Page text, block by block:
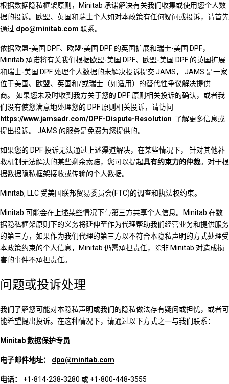
根据数据隐私框架原则，Minitab 承诺解决有关我们收集或使用您个人数
据的投诉。欧盟、英国和瑞士个人如对本政策有任何疑问或投诉，请首先
通过 dpo@minitab.com 联系。
依据欧盟-美国 DPF、欧盟-美国 DPF 的英国扩展和瑞士-美国 DPF，
Minitab 承诺将有关我们根据欧盟-美国 DPF、欧盟-美国 DPF 的英国扩展
和瑞士-美国 DPF 处理个人数据的未解决投诉提交 JAMS， JAMS 是一家
位于美国、欧盟、英国和/或瑞士（如适用）的替代性争议解决提供
商。 如果您未及时收到我方关于您的 DPF 原则相关投诉的确认，或者我
们没有使您满意地处理您的 DPF 原则相关投诉，请访问
https://www.jamsadr.com/DPF-Dispute-Resolution 了解更多信息或
提出投诉。 JAMS 的服务是免费为您提供的。
如果您的 DPF 投诉无法通过上述渠道解决，在某些情况下， 针对其他补
救机制无法解决的某些剩余索赔，您可以提起具有约束力的仲裁。对于根
据数据隐私框架接收或传输的个人数据。
Minitab, LLC 受美国联邦贸易委员会(FTC)的调查和执法权约束。
Minitab 可能会在上述某些情况下与第三方共享个人信息。Minitab 在数
据隐私框架原则下的义务将延伸至作为代理帮助我们经营业务和提供服务
的第三方，如果作为我们代理的第三方以不符合本隐私声明的方式处理受
本政策约束的个人信息，Minitab 仍需承担责任，除非 Minitab 对造成损
害的事件不承担责任。
问题或投诉处理
我们了解您可能对本隐私声明或我们的隐私做法存有疑问或担忧，或者可
能希望提出投诉。在这种情况下，请通过以下方式之一与我们联系：
Minitab 数据保护专员
电子邮件地址： dpo@minitab.com
电话： +1-814-238-3280 或 +1-800-448-3555